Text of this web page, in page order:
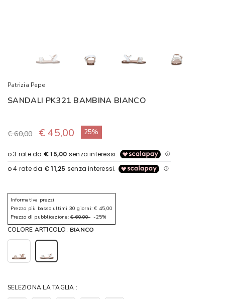
Patrizia Pepe
SANDALI PK321 BAMBINA BIANCO
€ 60,00 € 45,00 25%
Informativa prezzi
Prezzo più basso ultimi 30 giorni: € 45,00
Prezzo di pubblicazione: € 60,00-25%
COLORE ARTICOLO: BIANCO
SELEZIONA LA TAGLIA :